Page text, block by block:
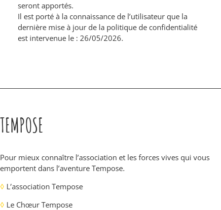
seront apportés.
Il est porté à la connaissance de l’utilisateur que la
dernière mise à jour de la politique de confidentialité
est intervenue le : 26/05/2026.
TEMPOSE
Pour mieux connaître l’association et les forces vives qui vous
emportent dans l’aventure Tempose.
◊ L’association Tempose
◊ Le Chœur Tempose